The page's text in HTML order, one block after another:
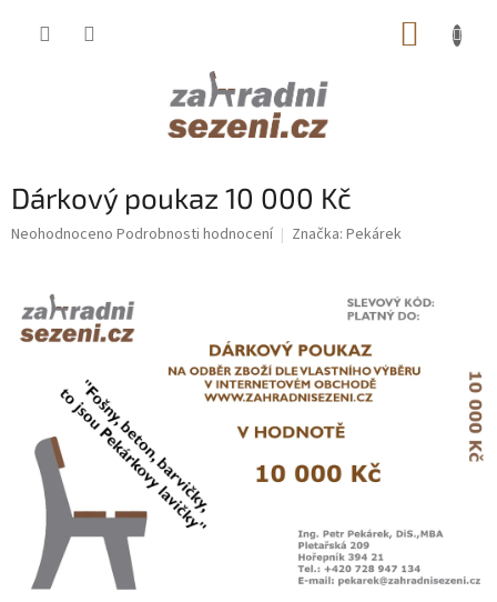
Dárkový poukaz 10 000 Kč
Průměrné
0,0
Neohodnoceno Podrobnosti hodnocení Značka: Pekárek